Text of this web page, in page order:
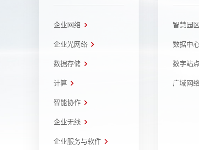
企业网络
企业光网络
数据存储
计算
智能协作
企业无线
企业服务与软件
智慧园区
数据中
数字站点
广域网